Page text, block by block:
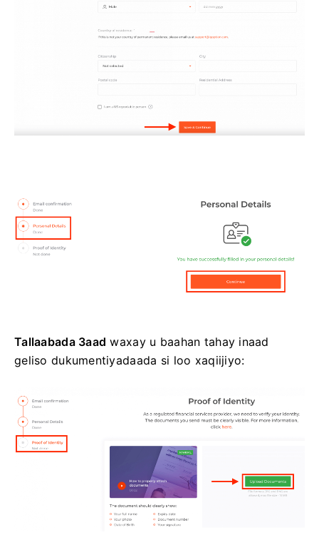
Tallaabada 3aad waxay u baahan tahay inaad
geliso dukumentiyadaada si loo xaqiijiyo: